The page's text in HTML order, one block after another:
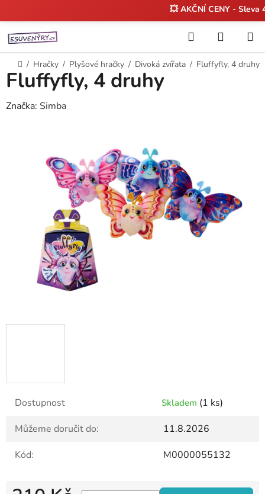
na
obsah
💥 AKČNÍ CENY - Sleva
Hledat
KOŠÍK
Domů
/ Hračky / Plyšové hračky / Divoká zvířata / Fluffyfly, 4 druhy
Dostupnost Skladem (1 ks)
Můžeme doručit do:
11.8.2026
Kód:
M0000055132
Fluffyfly, 4 druhy
Značka: Simba